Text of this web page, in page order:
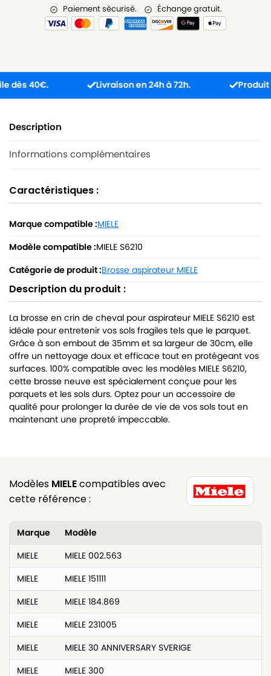
Paiement sécurisé. Échange gratuit.
40€. Livraison en 24h à 72h. Produit
Description
Informations complémentaires
Caractéristiques :
Marque compatible :MIELE
Modèle compatible :MIELE S6210
Catégorie de produit :Brosse aspirateur MIELE
Description du produit :
La brosse en crin de cheval pour aspirateur MIELE S6210 est
idéale pour entretenir vos sols fragiles tels que le parquet.
Grâce à son embout de 35mm et sa largeur de 30cm, elle
offre un nettoyage doux et efficace tout en protégeant vos
surfaces. 100% compatible avec les modèles MIELE S6210,
cette brosse neuve est spécialement conçue pour les
parquets et les sols durs. Optez pour un accessoire de
qualité pour prolonger la durée de vie de vos sols tout en
maintenant une propreté impeccable.
Modèles MIELEcompatibles avec
cette référence :
Marque
Modèle
MIELE
MIELE 002.563
MIELE
MIELE 151111
MIELE
MIELE 184.869
MIELE
MIELE 231005
MIELE
MIELE 30 ANNIVERSARY SVERIGE
MIELE
MIELE 300